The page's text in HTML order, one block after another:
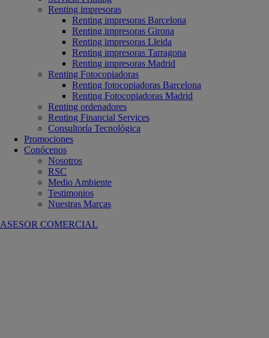
Renting impresoras
Renting impresoras Barcelona
Renting impresoras Girona
Renting impresoras Lleida
Renting impresoras Tarragona
Renting impresoras Madrid
Renting Fotocopiadoras
Renting fotocopiadoras Barcelona
Renting Fotocopiadoras Madrid
Renting ordenadores
Renting Financial Services
Consultoría Tecnológica
Promociones
Conócenos
Nosotros
RSC
Medio Ambiente
Testimonios
Nuestras Marcas
ASESOR COMERCIAL